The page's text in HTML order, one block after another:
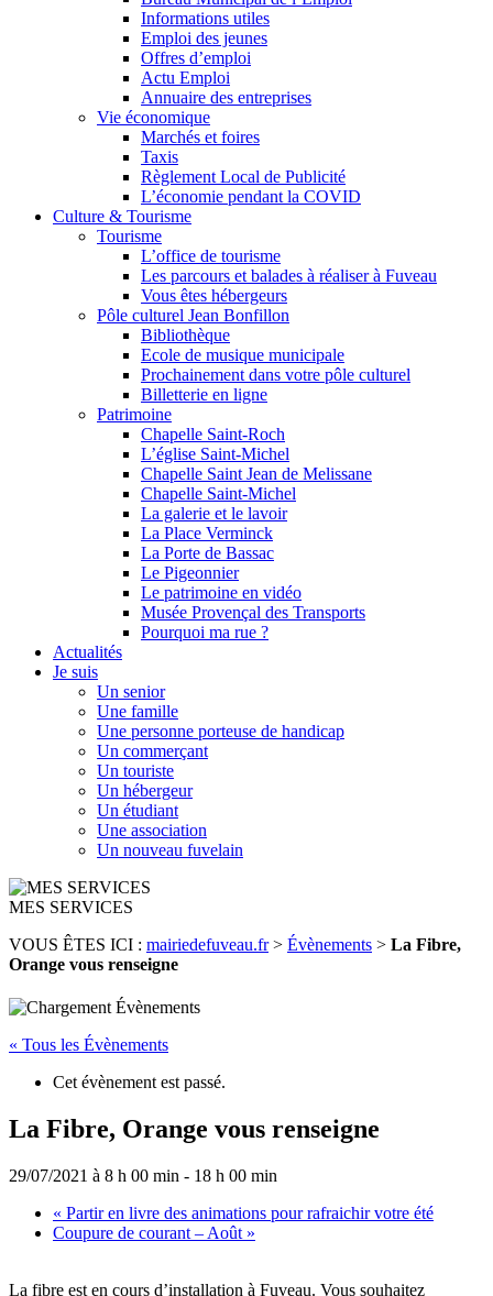
Informations utiles
Emploi des jeunes
Offres d’emploi
Actu Emploi
Annuaire des entreprises
Vie économique
Marchés et foires
Taxis
Règlement Local de Publicité
L’économie pendant la COVID
Culture & Tourisme
Tourisme
L’office de tourisme
Les parcours et balades à réaliser à Fuveau
Vous êtes hébergeurs
Pôle culturel Jean Bonfillon
Bibliothèque
Ecole de musique municipale
Prochainement dans votre pôle culturel
Billetterie en ligne
Patrimoine
Chapelle Saint-Roch
L’église Saint-Michel
Chapelle Saint Jean de Melissane
Chapelle Saint-Michel
La galerie et le lavoir
La Place Verminck
La Porte de Bassac
Le Pigeonnier
Le patrimoine en vidéo
Musée Provençal des Transports
Pourquoi ma rue ?
Actualités
Je suis
Un senior
Une famille
Une personne porteuse de handicap
Un commerçant
Un touriste
Un hébergeur
Un étudiant
Une association
Un nouveau fuvelain
MES SERVICES
VOUS ÊTES ICI : mairiedefuveau.fr> Évènements > La Fibre,
Orange vous renseigne
« Tous les Évènements
Cet évènement est passé.
La Fibre, Orange vous renseigne
29/07/2021 à 8 h 00 min - 18 h 00 min
« Partir en livre des animations pour rafraichir votre été
Coupure de courant – Août »
La fibre est en cours d’installation à Fuveau. Vous souhaitez